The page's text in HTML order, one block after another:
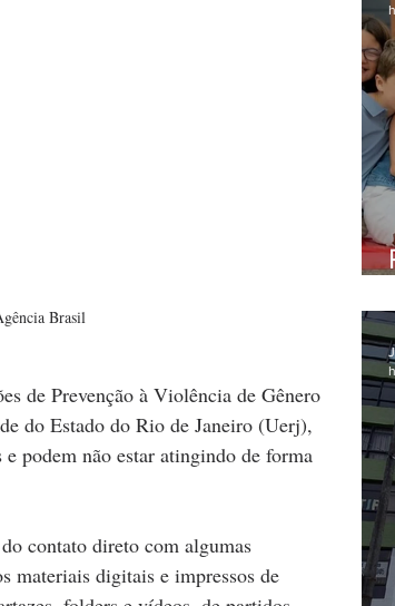
Brasil
de Prevenção à Violência de Gênero
do Estado do Rio de Janeiro (Uerj),
podem não estar atingindo de forma
contato direto com algumas
materiais digitais e impressos de